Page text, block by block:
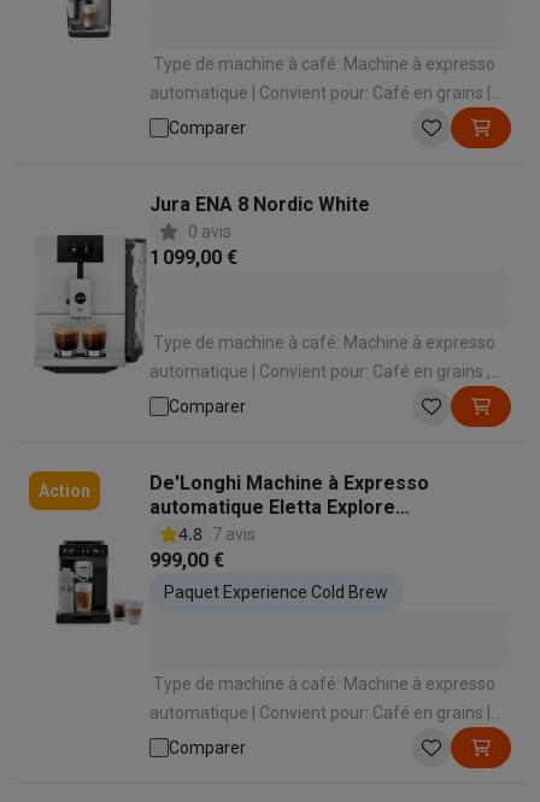
Type de machine à café: Machine à expresso
automatique | Convient pour: Café en grains |
Convient pour faire mousser le lait: Oui | Mode
Panneau de commande: Écran tactile
Comparer
Jura ENA 8 Nordic White
0 avis
1 099,00 €
Type de machine à café: Machine à expresso
automatique | Convient pour: Café en grains ,
Café moulu | Convient pour faire mousser le
lait: Oui | Mode de préparation des spécialités
bouton | Panneau de commande: Écran tactile
Comparer
Action
De'Longhi Machine à Expresso
automatique Eletta Explore
ECAM450.65.G EX:4
4.8 7 avis
999,00 €
Paquet Experience Cold Brew
Type de machine à café: Machine à expresso
automatique | Convient pour: Café en grains |
Convient pour faire mousser le lait: Oui | Mode
Comparer